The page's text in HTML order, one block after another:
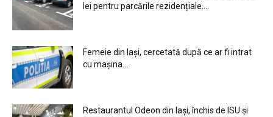
lei pentru parcările rezidențiale....
Femeie din Iași, cercetată după ce ar fi intrat
cu mașina...
Restaurantul Odeon din Iași, închis de ISU și